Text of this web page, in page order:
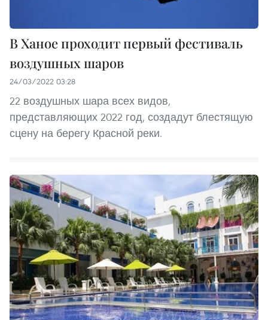
В Ханое проходит первый фестиваль
воздушных шаров
24/03/2022 03:28
22 воздушных шара всех видов,
представляющих 2022 год, создадут блестящую
сцену на берегу Красной реки.